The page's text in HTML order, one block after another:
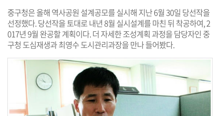
중구청은 올해 역사공원 설계공모를 실시해 지난 6월 30일 당선작을
선정했다. 당선작을 토대로 내년 8월 실시설계를 마친 뒤 착공하여, 2
017년 9월 완공할 계획이다. 더 자세한 조성계획 과정을 담당자인 중
구청 도심재생과 최영수 도시관리과장을 만나 들어봤다.